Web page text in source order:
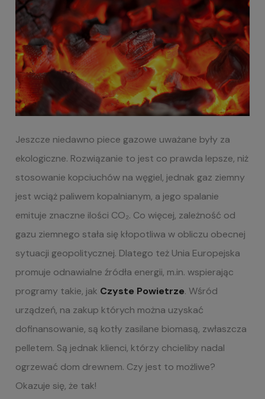
Jeszcze niedawno piece gazowe uważane były za
ekologiczne. Rozwiązanie to jest co prawda lepsze, niż
stosowanie kopciuchów na węgiel, jednak gaz ziemny
jest wciąż paliwem kopalnianym, a jego spalanie
emituje znaczne ilości CO₂. Co więcej, zależność od
gazu ziemnego stała się kłopotliwa w obliczu obecnej
sytuacji geopolitycznej. Dlatego też Unia Europejska
promuje odnawialne źródła energii, m.in. wspierając
programy takie, jak Czyste Powietrze. Wśród
urządzeń, na zakup których można uzyskać
dofinansowanie, są kotły zasilane biomasą, zwłaszcza
pelletem. Są jednak klienci, którzy chcieliby nadal
ogrzewać dom drewnem. Czy jest to możliwe?
Okazuje się, że tak!